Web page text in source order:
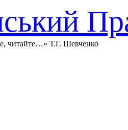
читайте…» Т.Г. Шевченко